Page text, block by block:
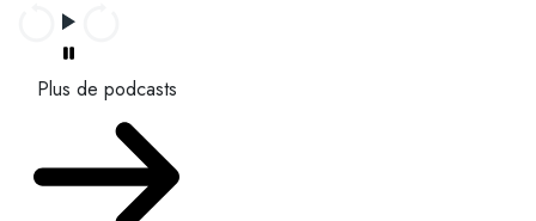
Plus de podcasts